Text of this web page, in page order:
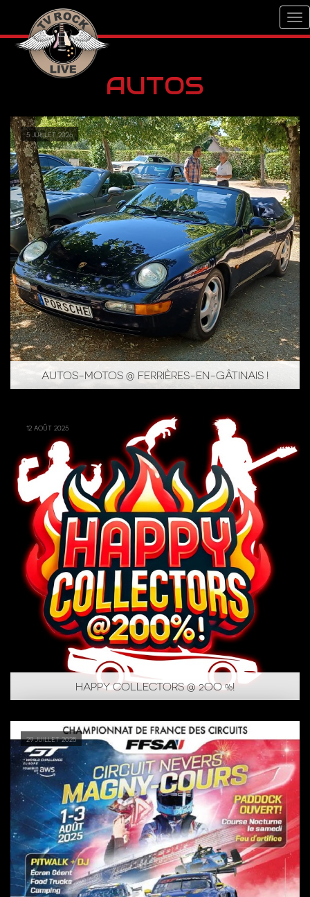
AUTOS
5 juillet 2026
AUTOS-MOTOS @ FERRIÈRES-EN-GÂTINAIS !
12 août 2025
HAPPY COLLECTORS @ 2OO %!
29 juillet 2025